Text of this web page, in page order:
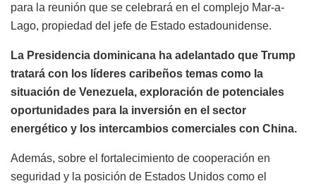
para la reunión que se celebrará en el complejo Mar-a-
Lago, propiedad del jefe de Estado estadounidense.
La Presidencia dominicana ha adelantado que Trump
tratará con los líderes caribeños temas como la
situación de Venezuela, exploración de potenciales
oportunidades para la inversión en el sector
energético y los intercambios comerciales con China.
Además, sobre el fortalecimiento de cooperación en
seguridad y la posición de Estados Unidos como el